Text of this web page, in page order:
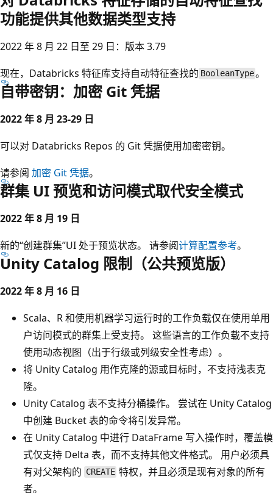
功能提供其他数据类型支持
2022 年 8 月 22 日至 29 日：版本 3.79
现在，Databricks 特征库支持自动特征查找的 BooleanType。
自带密钥：加密 Git 凭据
2022 年 8 月 23-29 日
可以对 Databricks Repos 的 Git 凭据使用加密密钥。
请参阅 加密 Git 凭据。
群集 UI 预览和访问模式取代安全模式
2022 年 8 月 19 日
新的“创建群集”UI 处于预览状态。 请参阅计算配置参考。
Unity Catalog 限制（公共预览版）
2022 年 8 月 16 日
Scala、R 和使用机器学习运行时的工作负载仅在使用单用
户访问模式的群集上受支持。 这些语言的工作负载不支持
使用动态视图（出于行级或列级安全性考虑）。
将 Unity Catalog 用作克隆的源或目标时，不支持浅表克
隆。
Unity Catalog 表不支持分桶操作。 尝试在 Unity Catalog
中创建 Bucket 表的命令将引发异常。
在 Unity Catalog 中进行 DataFrame 写入操作时，覆盖模
式仅支持 Delta 表，而不支持其他文件格式。 用户必须具
有对父架构的 CREATE 特权，并且必须是现有对象的所有
者。